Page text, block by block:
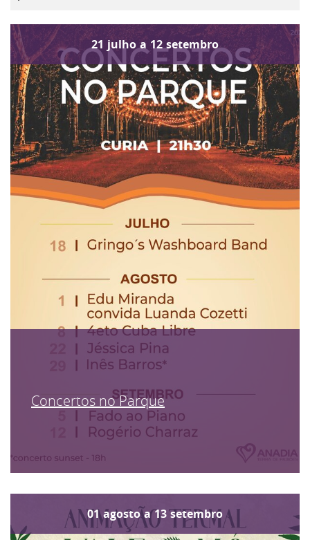
21 julho a 12 setembro
Concertos no Parque
01 agosto a 13 setembro